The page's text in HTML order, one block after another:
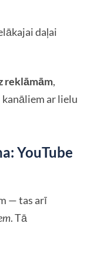
daļai
reklāmām,
ar lielu
YouTube
— tas arī
. Tā